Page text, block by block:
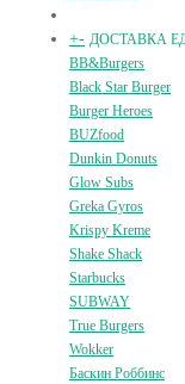
+- ДОСТАВКА
BB&Burgers
Black Star Burger
Burger Heroes
BUZfood
Dunkin Donuts
Glow Subs
Greka Gyros
Krispy Kreme
Shake Shack
Starbucks
SUBWAY
True Burgers
Wokker
Баскин Роббинс